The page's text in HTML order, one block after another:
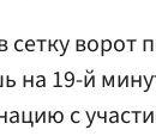
ворот
на 19-й
с